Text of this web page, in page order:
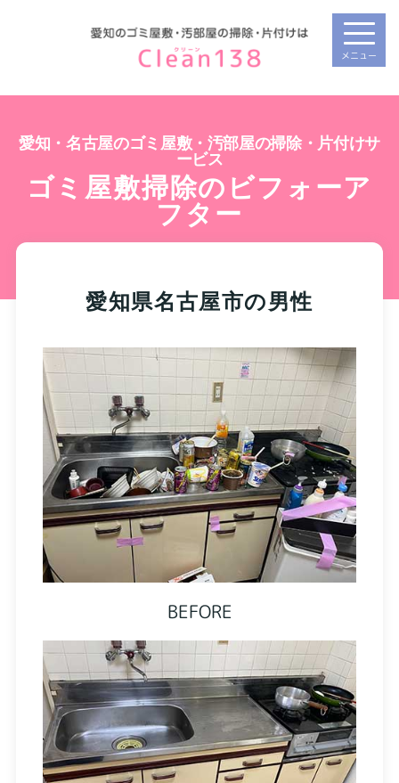
メニュー
愛知・名古屋のゴミ屋敷・汚部屋の掃除・片付けサ
ービス
ゴミ屋敷掃除のビフォーア
フター
愛知県名古屋市の男性
BEFORE